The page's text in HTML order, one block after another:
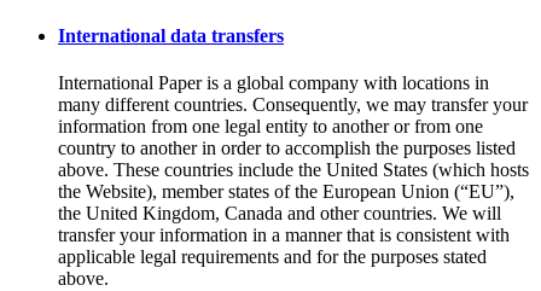
International data transfers
International Paper is a global company with locations in
many different countries. Consequently, we may transfer your
information from one legal entity to another or from one
country to another in order to accomplish the purposes listed
above. These countries include the United States (which hosts
the Website), member states of the European Union (“EU”),
the United Kingdom, Canada and other countries. We will
transfer your information in a manner that is consistent with
applicable legal requirements and for the purposes stated
above.